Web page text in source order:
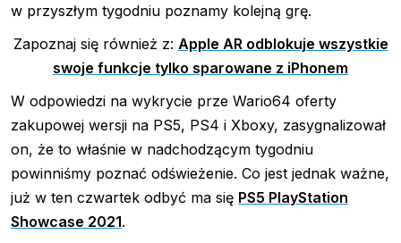
w przyszłym tygodniu poznamy kolejną grę.
Zapoznaj się również z: Apple AR odblokuje wszystkie
swoje funkcje tylko sparowane z iPhonem
W odpowiedzi na wykrycie prze Wario64 oferty
zakupowej wersji na PS5, PS4 i Xboxy, zasygnalizował
on, że to właśnie w nadchodzącym tygodniu
powinniśmy poznać odświeżenie. Co jest jednak ważne,
już w ten czwartek odbyć ma się PS5 PlayStation
Showcase 2021.